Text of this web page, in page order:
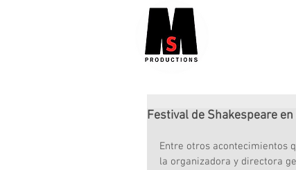
Festival de Shakespeare
Entre otros acontecimientos
la organizadora y directora